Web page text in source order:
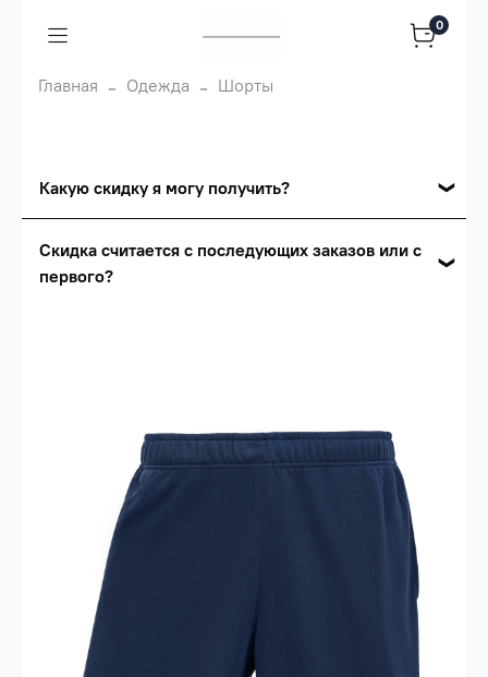
0
Главная Одежда Шорты
Какую скидку я могу получить?
Сумма скидки зависит от стоимости вашего
(30%) -сумма всех заказов за 6 месяцев -
30.000 рублей.
(33%)
- сумма всех заказов за 6 месяцев
Опт 2(36%)
- сумма всех заказов за 6 месяцев
Опт 1
сумма всех заказов за 6 месяцев -
Скидка считается с последующих заказов или с
первого?